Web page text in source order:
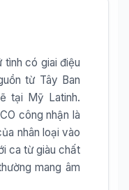
tình có giai điệu
từ Tây Ban
tại Mỹ Latinh.
công nhận là
nhân loại vào
ca từ giàu chất
mang âm